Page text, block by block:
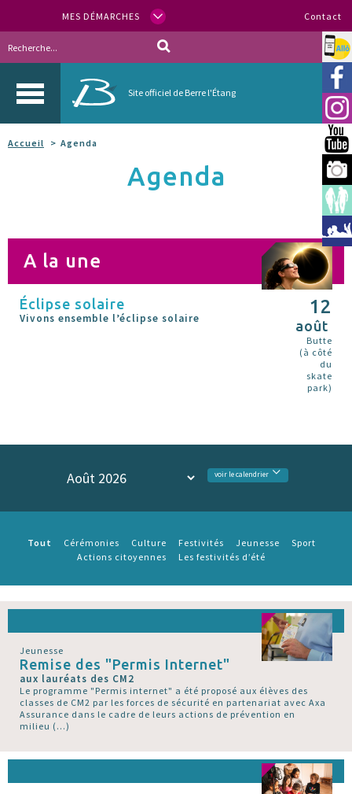
MES DÉMARCHES Contact
Site officiel de Berre l'Étang
Allo
Accueil Agenda
Agenda
A la une
Éclipse solaire
Vivons ensemble l’éclipse solaire
12
août
Butte
(à côté
du
skate
park)
voir le calendrier
Tout Cérémonies Culture Festivités Jeunesse
Sport
Actions citoyennes
Les festivités d’été
Jeunesse
Remise des "Permis Internet"
aux lauréats des CM2
Le programme "Permis internet" a été proposé aux élèves des
classes de CM2 par les forces de sécurité en partenariat avec Axa
Assurance dans le cadre de leurs actions de prévention en
milieu (…)